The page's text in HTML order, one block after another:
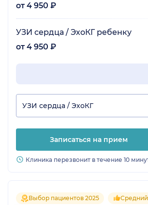
от 4 950 ₽
УЗИ сердца / ЭхоКГ ребенку
от 4 950 ₽
УЗИ сердца / ЭхоКГ
Записаться на прием
Клиника перезвонит в течение 10
Выбор пациентов 2025 Средний